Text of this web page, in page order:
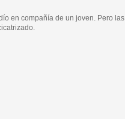
en compañía de un joven. Pero las